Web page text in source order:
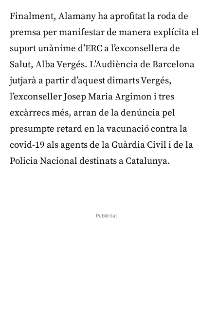
Finalment, Alamany ha aprofitat la roda de
premsa per manifestar de manera explícita el
suport unànime d’ERC a l’exconsellera de
Salut, Alba Vergés. L’Audiència de Barcelona
jutjarà a partir d’aquest dimarts Vergés,
l’exconseller Josep Maria Argimon i tres
excàrrecs més, arran de la denúncia pel
presumpte retard en la vacunació contra la
covid-19 als agents de la Guàrdia Civil i de la
Policia Nacional destinats a Catalunya.
Publicitat